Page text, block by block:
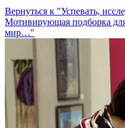
Вернуться к "Успевать,
Мотивирующая подборка
мир…"